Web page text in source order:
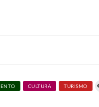
CULTURA TURISMO